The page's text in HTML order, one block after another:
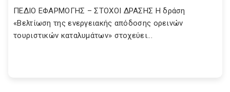
ΠΕΔΙΟ ΕΦΑΡΜΟΓΗΣ – ΣΤΟΧΟΙ ΔΡΑΣΗΣ Η δράση
«Βελτίωση της ενεργειακής απόδοσης ορεινών
τουριστικών καταλυμάτων» στοχεύει...